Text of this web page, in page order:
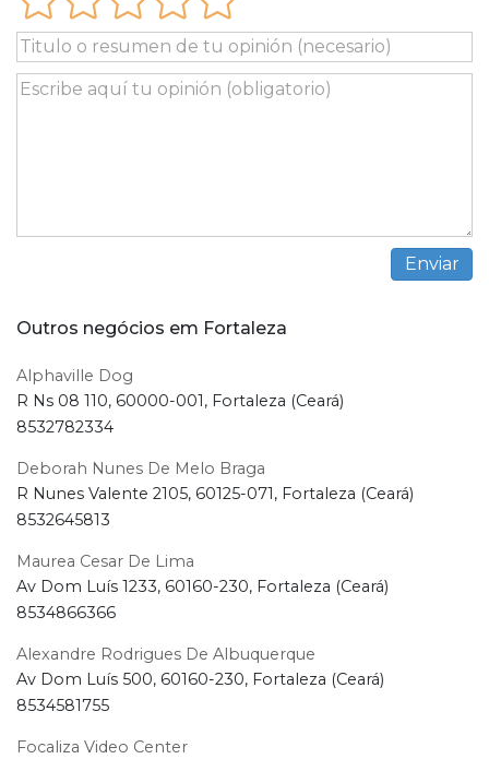
Outros negócios em Fortaleza
Alphaville Dog
R Ns 08 110, 60000-001, Fortaleza (Ceará)
8532782334
Deborah Nunes De Melo Braga
R Nunes Valente 2105, 60125-071, Fortaleza (Ceará)
8532645813
Maurea Cesar De Lima
Av Dom Luís 1233, 60160-230, Fortaleza (Ceará)
8534866366
Alexandre Rodrigues De Albuquerque
Av Dom Luís 500, 60160-230, Fortaleza (Ceará)
8534581755
Focaliza Video Center